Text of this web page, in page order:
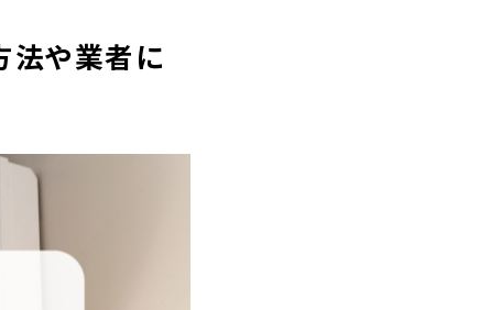
法や業者に